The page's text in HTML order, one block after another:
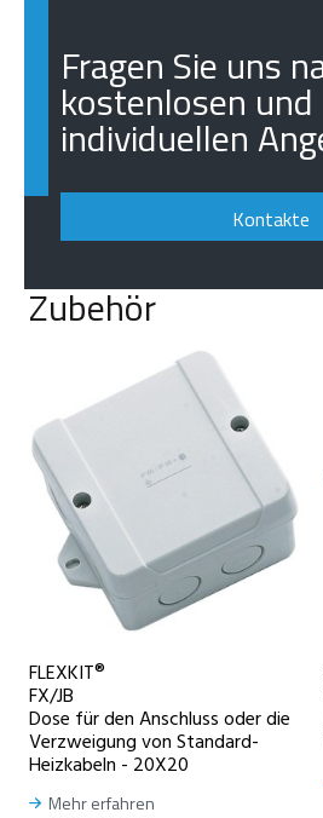
Fragen Sie uns
kostenlosen und
individuellen
Kontakte
Zubehör
FLEXKIT®
FX/JB
Dose für den Anschluss oder die
Verzweigung von Standard-
Heizkabeln - 20X20
Mehr erfahren